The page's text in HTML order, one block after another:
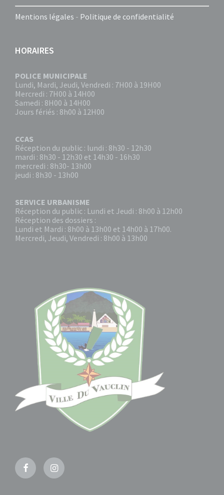
Mentions légales - Politique de confidentialité
HORAIRES
POLICE MUNICIPALE
Lundi, Mardi, Jeudi, Vendredi : 7H00 à 19H00
Mercredi : 7H00 à 14H00
Samedi : 8H00 à 14H00
Jours fériés : 8h00 à 12H00
CCAS
Réception du public : lundi : 8h30 - 12h30
mardi : 8h30 - 12h30 et 14h30 - 16h30
mercredi : 8h30- 13h00
jeudi : 8h30 - 13h00
SERVICE URBANISME
Réception du public : Lundi et Jeudi : 8h00 à 12h00
Réception des dossiers :
Lundi et Mardi : 8h00 à 13h00 et 14h00 à 17h00.
Mercredi, Jeudi, Vendredi : 8h00 à 13h00
FacebookInstagram